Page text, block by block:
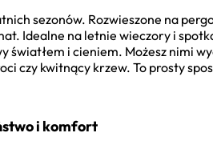
sezonów. Rozwieszone na
Idealne na letnie wieczory i
i cieniem. Możesz nimi
czy kwitnący krzew. To prosty
i komfort